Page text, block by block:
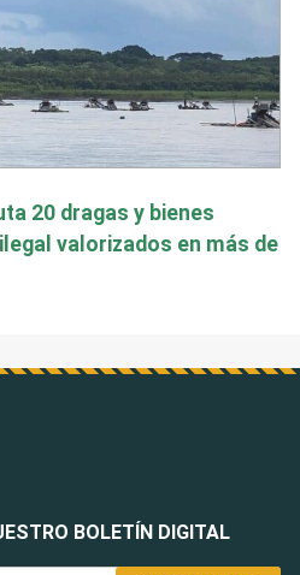
20 dragas y bienes
valorizados en más de
BOLETÍN DIGITAL